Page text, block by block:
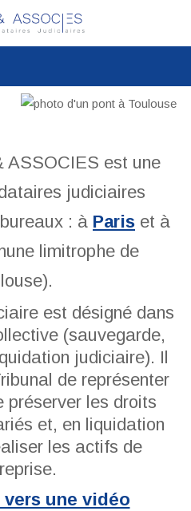
ASSOCIES est une
judiciaires
: à Paris et à
limitrophe de
est désigné dans
(sauvegarde,
judiciaire). Il
de représenter
préserver les droits
et, en liquidation
les actifs de
une vidéo